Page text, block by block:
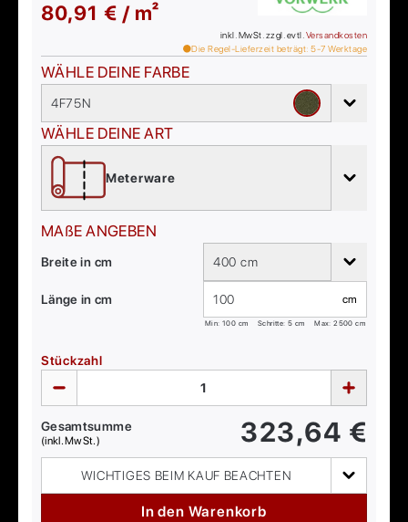
80,91 € / m²
inkl. MwSt. zzgl. evtl. Versandkosten
Die Regel-Lieferzeit beträgt: 5-7 Werktage
WÄHLE DEINE FARBE
4F75N
WÄHLE DEINE ART
Meterware
MAßE ANGEBEN
Breite in cm 400 cm
Länge in cm cm
Min: 100 cm Schritte: 5 cm Max:2500 cm
Stückzahl
Gesamtsumme
(inkl. MwSt.) 323,64 €
WICHTIGES BEIM KAUF BEACHTEN
In den Warenkorb